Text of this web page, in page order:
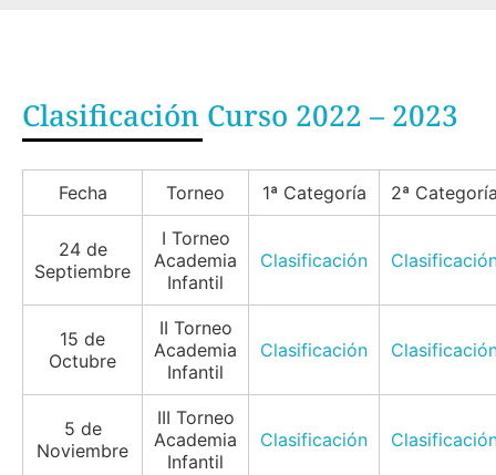
Clasificación Curso 2022 – 2023
Fecha Torneo 1ª Categoría 2ª
24 de
Septiembre
I Torneo
Academia
Infantil
Clasificación
15 de
Octubre
II Torneo
Academia
Infantil
Clasificación
5 de
Noviembre
III Torneo
Academia
Infantil
Clasificación